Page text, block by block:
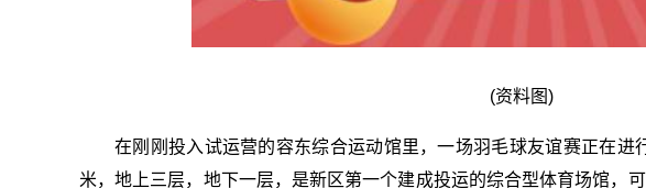
(资料图)
在刚刚投入试运营的容东综合运动馆里，一场羽毛球友谊赛正在进
米，地上三层，地下一层，是新区第一个建成投运的综合型体育场馆，